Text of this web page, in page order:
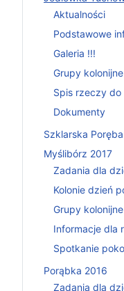
Aktualności
Podstawowe
Galeria !!!
Grupy kolonijne
Spis rzeczy do
Dokumenty
Szklarska
Myślibórz 2017
Zadania dla
Kolonie dzień
Grupy kolonijne
Informacje dla
Spotkanie
Porąbka 2016
Zadania dla